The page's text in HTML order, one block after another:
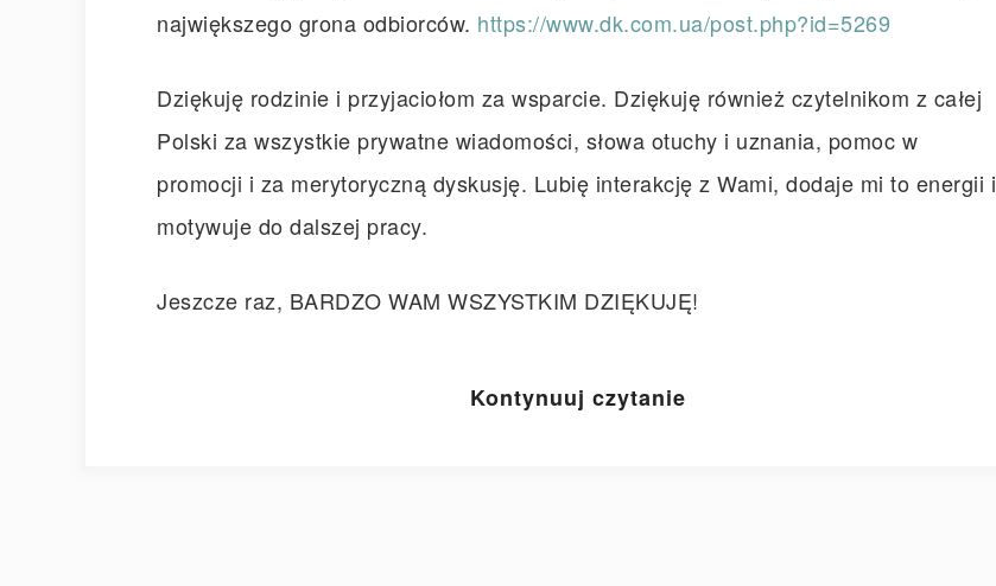
największego grona odbiorców. https://www.dk.com.ua/post.php?id=5269
Dziękuję rodzinie i przyjaciołom za wsparcie. Dziękuję również czytelnikom z całej
Polski za wszystkie prywatne wiadomości, słowa otuchy i uznania, pomoc w
promocji i za merytoryczną dyskusję. Lubię interakcję z Wami, dodaje mi to energii i
motywuje do dalszej pracy.
Jeszcze raz, BARDZO WAM WSZYSTKIM DZIĘKUJĘ!
Kontynuuj czytanie